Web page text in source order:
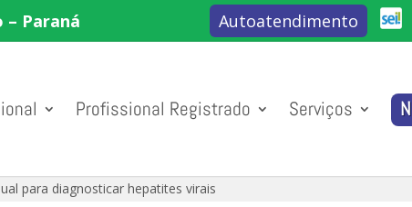
– Paraná Autoatendimento
Profissional Registrado Serviços
para diagnosticar hepatites virais